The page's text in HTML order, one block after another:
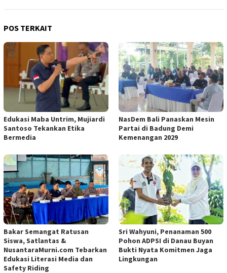
POS TERKAIT
Edukasi Maba Untrim, Mujiardi
Santoso Tekankan Etika
Bermedia
NasDem Bali Panaskan Mesin
Partai di Badung Demi
Kemenangan 2029
Bakar Semangat Ratusan
Siswa, Satlantas &
NusantaraMurni.com Tebarkan
Edukasi Literasi Media dan
Safety Riding
Sri Wahyuni, Penanaman 500
Pohon ADPSI di Danau Buyan
Bukti Nyata Komitmen Jaga
Lingkungan